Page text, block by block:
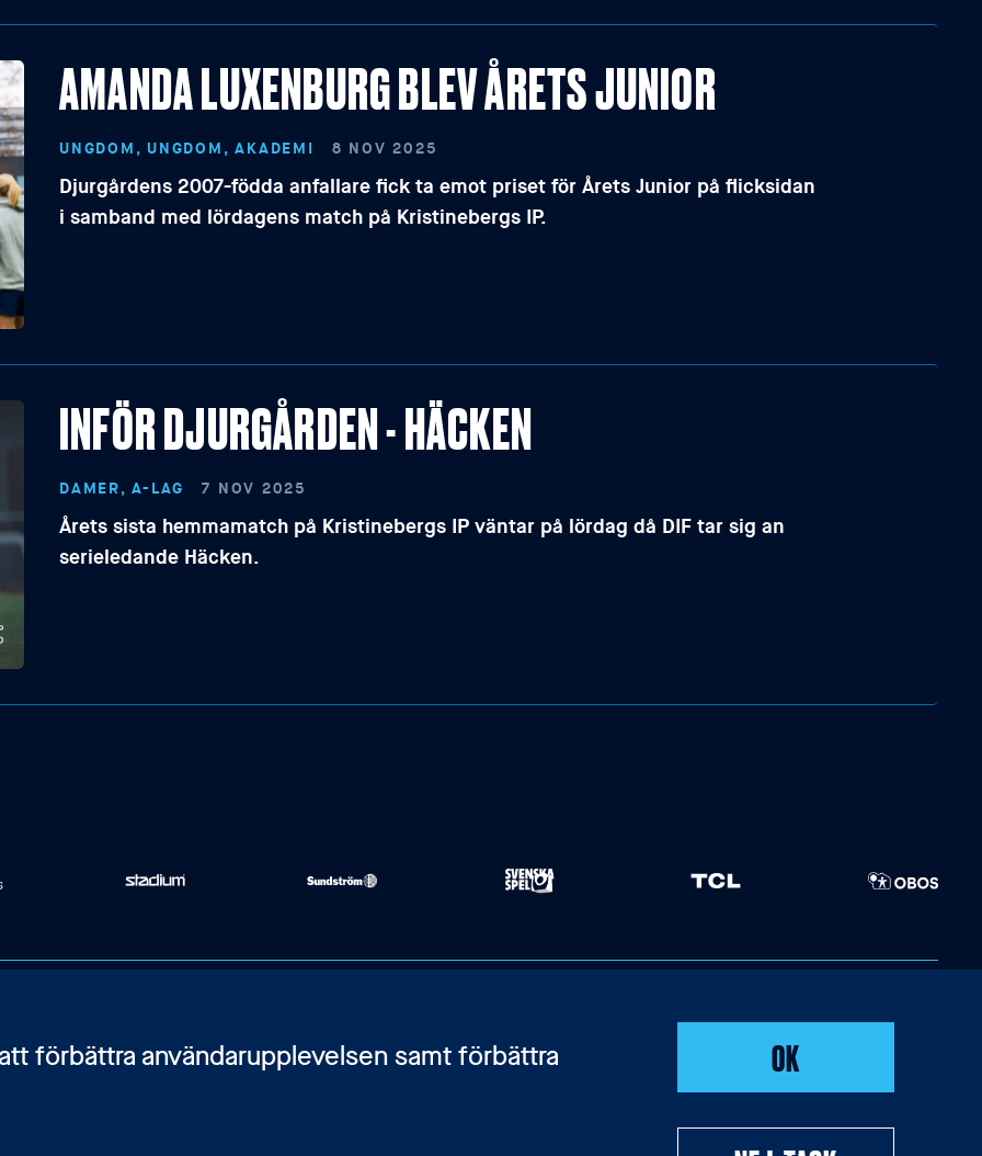
AMANDA LUXENBURG BLEV ÅRETS JUNIOR
UNGDOM, UNGDOM, AKADEMI 8 NOV 2025
Djurgårdens 2007-födda anfallare fick ta emot priset för Årets Junior på flicksidan
i samband med lördagens match på Kristinebergs IP.
INFÖR DJURGÅRDEN - HÄCKEN
DAMER, A-LAG 7 NOV 2025
Årets sista hemmamatch på Kristinebergs IP väntar på lördag då DIF tar sig an
serieledande Häcken.
förbättra användarupplevelsen samt förbättra OK